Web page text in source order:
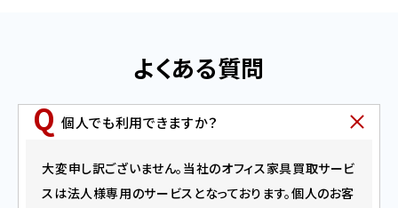
よくある質問
個人でも利用できますか？
大変申し訳ございません。当社のオフィス家具買取サービ
スは法人様専用のサービスとなっております。個人のお客